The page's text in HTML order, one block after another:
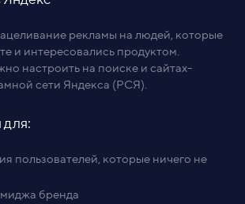
рекламы на людей, которые
и интересовались продуктом.
настроить на поиске и сайтах-
сети Яндекса (РСЯ).
для:
пользователей, которые ничего не
бренда